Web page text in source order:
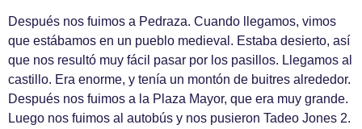
Después nos fuimos a Pedraza. Cuando llegamos, vimos
que estábamos en un pueblo medieval. Estaba desierto, así
que nos resultó muy fácil pasar por los pasillos. Llegamos al
castillo. Era enorme, y tenía un montón de buitres alrededor.
Después nos fuimos a la Plaza Mayor, que era muy grande.
Luego nos fuimos al autobús y nos pusieron Tadeo Jones 2.